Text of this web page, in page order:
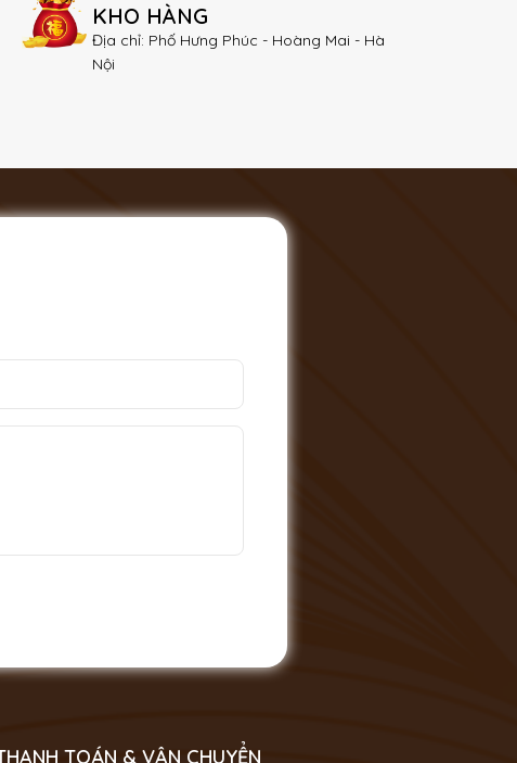
KHO HÀNG
Địa chỉ: Phố Hưng Phúc - Hoàng Mai - Hà
Nội
TOÁN & VẬN CHUYỂN